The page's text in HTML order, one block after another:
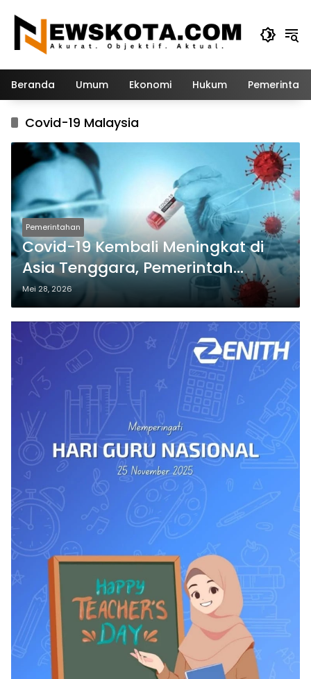
konten
Beranda Umum Ekonomi Hukum
Covid-19 Malaysia
Pemerintahan
Covid-19 Kembali Meningkat di
Asia Tenggara, Pemerintah
Indonesia Minta Warga Waspada
Mei 28, 2026